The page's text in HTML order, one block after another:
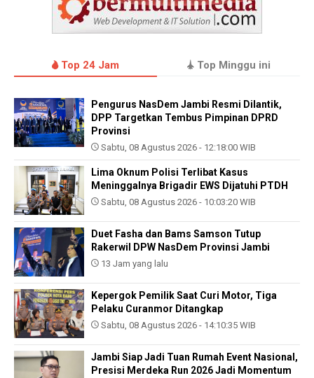
Top 24 Jam Top Minggu ini
Pengurus NasDem Jambi Resmi Dilantik,
DPP Targetkan Tembus Pimpinan DPRD
Provinsi
Sabtu, 08 Agustus 2026 - 12:18:00 WIB
Lima Oknum Polisi Terlibat Kasus
Meninggalnya Brigadir EWS Dijatuhi PTDH
Sabtu, 08 Agustus 2026 - 10:03:20 WIB
Duet Fasha dan Bams Samson Tutup
Rakerwil DPW NasDem Provinsi Jambi
13 Jam yang lalu
Kepergok Pemilik Saat Curi Motor, Tiga
Pelaku Curanmor Ditangkap
Sabtu, 08 Agustus 2026 - 14:10:35 WIB
Jambi Siap Jadi Tuan Rumah Event Nasional,
Presisi Merdeka Run 2026 Jadi Momentum